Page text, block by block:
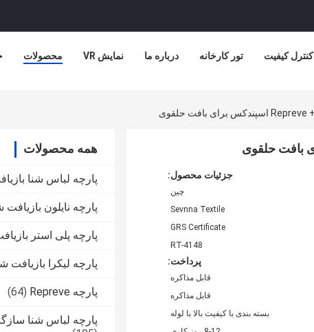
محصولات نمایش VR درباره ما تور کارخانه کنترل کیفیت
همه محصولات
پارچه لباس شنا
پارچه نایلون
پارچه پلی استر
پارچه لیکرا بازیافت
پارچه Repreve (64)
پارچه لباس شنا
جزئیات محصول:
چین
Sevnna Textile
GRS Certificate
RT-4148
پرداخت:
قابل مذاکره
قابل مذاکره
بسته بندی با کیفیت بالا با لوله